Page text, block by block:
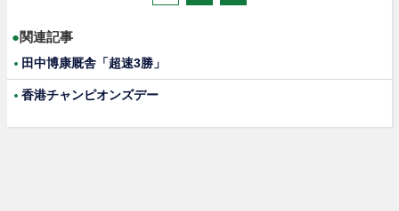
●関連記事
田中博康厩舎「超速3勝」
香港チャンピオンズデー